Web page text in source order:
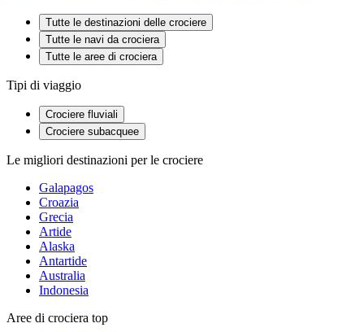
Tutte le destinazioni delle crociere
Tutte le navi da crociera
Tutte le aree di crociera
Tipi di viaggio
Crociere fluviali
Crociere subacquee
Le migliori destinazioni per le crociere
Galapagos
Croazia
Grecia
Artide
Alaska
Antartide
Australia
Indonesia
Aree di crociera top